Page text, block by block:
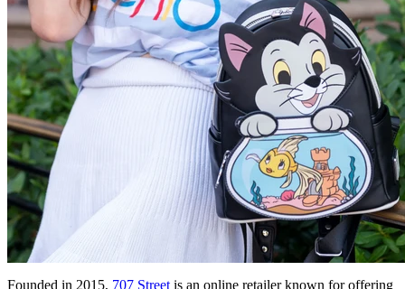
Founded in 2015, 707 Street is an online retailer known for offering